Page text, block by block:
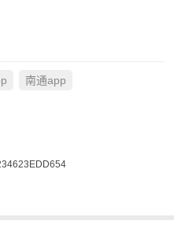
南通app